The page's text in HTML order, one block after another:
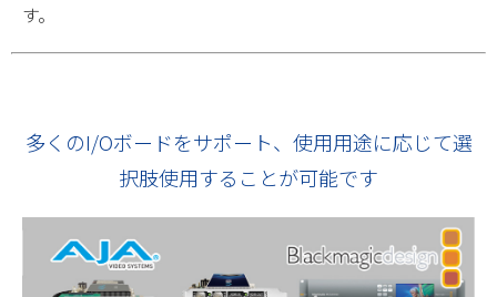
す。
多くのI/Oボードをサポート、使用用途に応じて選
択肢使用することが可能です